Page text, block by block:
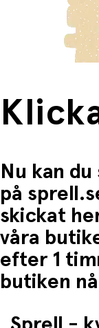
Kreativ lek
:
berättande.
frakten för dessa
Fri frakt när du
Nu kan
på
skickat
våra
efter 1
butiken